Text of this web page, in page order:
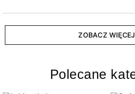
ZOBACZ WIĘCEJ
Polecane